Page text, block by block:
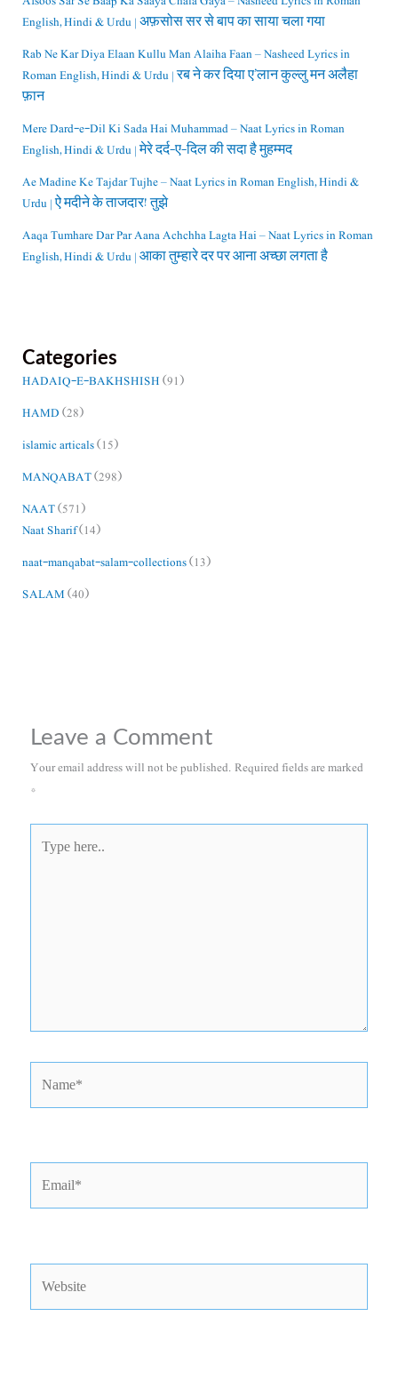
English, Hindi & Urdu | अफ़सोस सर से बाप का साया चला गया
Rab Ne Kar Diya Elaan Kullu Man Alaiha Faan – Nasheed Lyrics in
Roman English, Hindi & Urdu | रब ने कर दिया ए’लान कुल्लु मन अलैहा
फ़ान
Mere Dard-e-Dil Ki Sada Hai Muhammad – Naat Lyrics in Roman
English, Hindi & Urdu | मेरे दर्द-ए-दिल की सदा है मुहम्मद
Ae Madine Ke Tajdar Tujhe – Naat Lyrics in Roman English, Hindi &
Urdu | ऐ मदीने के ताजदार! तुझे
Aaqa Tumhare Dar Par Aana Achchha Lagta Hai – Naat Lyrics in Roman
English, Hindi & Urdu | आका तुम्हारे दर पर आना अच्छा लगता है
Categories
HADAIQ-E-BAKHSHISH(91)
HAMD(28)
islamic articals(15)
MANQABAT(298)
NAAT(571)
Naat Sharif(14)
naat-manqabat-salam-collections(13)
SALAM(40)
Leave a Comment
Your email address will not be published.Required fields are marked
*
here..